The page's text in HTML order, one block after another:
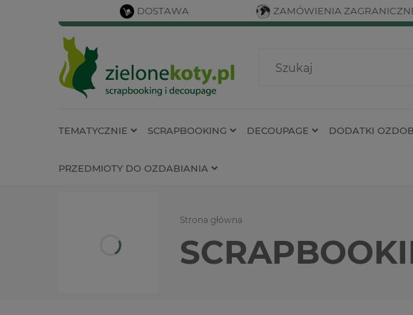
DOSTAWA ZAMÓWIENIA
TEMATYCZNIE SCRAPBOOKING DECOUPAGE DODATKI
PRZEDMIOTY DO OZDABIANIA
Strona główna